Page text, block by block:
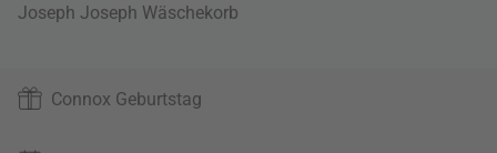
Joseph Joseph Wäschekorb
Connox Geburtstag